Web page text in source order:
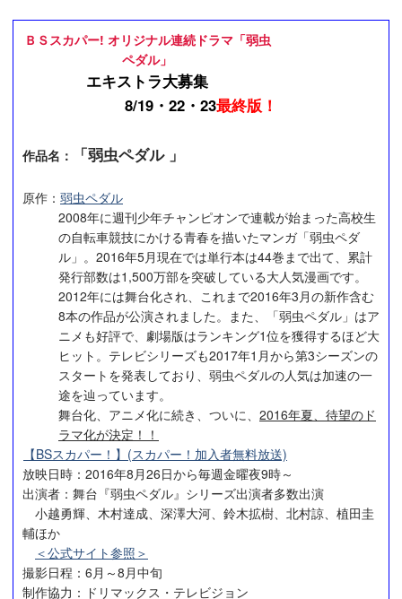
ＢＳスカパー! オリジナル連続ドラマ「弱虫
ペダル」
エキストラ大募集
8/19・22・23最終版！
作品名： 「弱虫ペダル 」
原作： 弱虫ペダル
2008年に週刊少年チャンピオンで連載が始まった高校生
の自転車競技にかける青春を描いたマンガ「弱虫ペダ
ル」。2016年5月現在では単行本は44巻まで出て、累計
発行部数は1,500万部を突破している大人気漫画です。
2012年には舞台化され、これまで2016年3月の新作含む
8本の作品が公演されました。また、「弱虫ペダル」はア
ニメも好評で、劇場版はランキング1位を獲得するほど大
ヒット。テレビシリーズも2017年1月から第3シーズンの
スタートを発表しており、弱虫ペダルの人気は加速の一
途を辿っています。
舞台化、アニメ化に続き、ついに、 2016年夏、待望のド
ラマ化が決定！！
【BSスカパー！】(スカパー！加入者無料放送)
放映日時：2016年8月26日から毎週金曜夜9時～
出演者：舞台『弱虫ペダル』シリーズ出演者多数出演
小越勇輝、木村達成、深澤大河、鈴木拡樹、北村諒、植田圭
輔ほか
＜公式サイト参照＞
撮影日程：6月～8月中旬
制作協力：ドリマックス・テレビジョン